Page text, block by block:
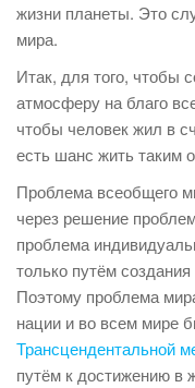
жизни планеты. Это
мира.
Итак, для того, чтобы
атмосферу на благо
чтобы человек жил в
есть шанс жить таким
Проблема всеобщего
через решение
проблема
только путём
Поэтому проблема
нации и во всем мире
Трансцендентальной
путём к достижению в